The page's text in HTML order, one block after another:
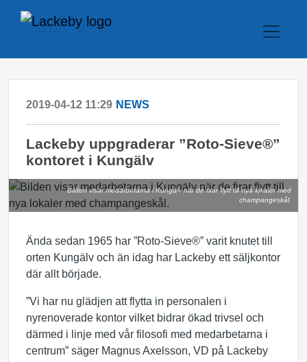
2019-04-12 11:29 NEWS
Lackeby uppgraderar ”Roto-Sieve®”
kontoret i Kungälv
Bilden visar medarbetarna i Kungälv när de firar flytt till nya lokaler med
champangeskål.
Ända sedan 1965 har ”Roto-Sieve®” varit knutet till
orten Kungälv och än idag har Lackeby ett säljkontor
där allt började.
”Vi har nu glädjen att flytta in personalen i
nyrenoverade kontor vilket bidrar ökad trivsel och
därmed i linje med vår filosofi med medarbetarna i
centrum” säger Magnus Axelsson, VD på Lackeby